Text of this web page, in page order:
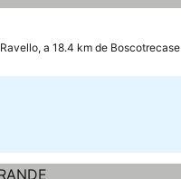
Ravello, a 18.4 km de Boscotrecase